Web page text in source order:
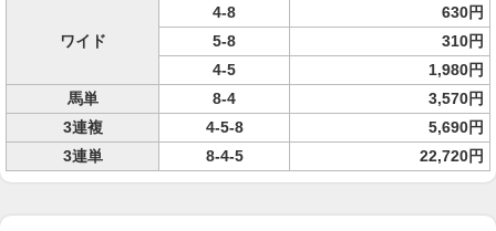
ワイド
4-8
630円
5-8
310円
4-5
1,980円
馬単
8-4
3,570円
3連複
4-5-8
5,690円
3連単
8-4-5 22,720円